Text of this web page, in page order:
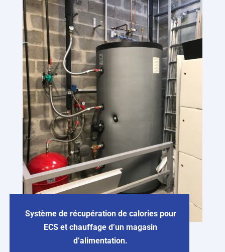
Système de récupération de calories pour
ECS et chauffage d’un magasin
d’alimentation.